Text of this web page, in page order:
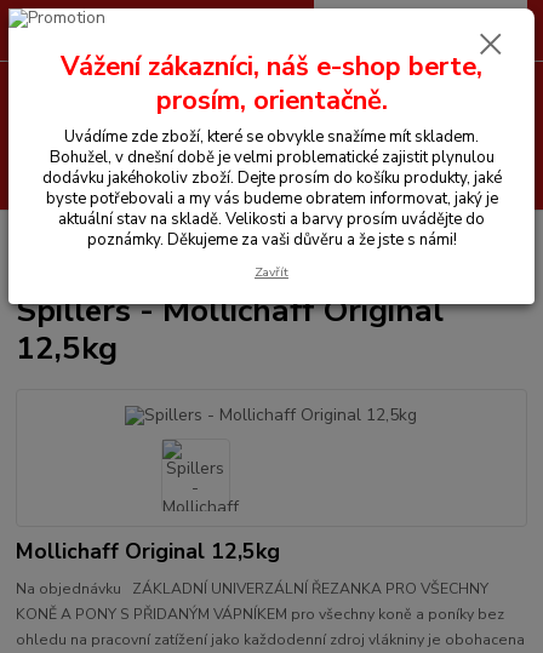
Hledat
+420 605 255 500 0 Kč
Vitamíny a krmiva pro koně Spillers
Spillers - Mollichaff
Spillers - Mollichaff Original
12,5kg
Mollichaff Original 12,5kg
Na objednávku ZÁKLADNÍ UNIVERZÁLNÍ ŘEZANKA PRO VŠECHNY
KONĚ A PONY S PŘIDANÝM VÁPNÍKEM pro všechny koně a poníky bez
ohledu na pracovní zatížení jako každodenní zdroj vlákniny je obohacena
Vážení zákazníci, náš e-shop berte,
prosím, orientačně.
Uvádíme zde zboží, které se obvykle snažíme mít skladem.
Bohužel, v dnešní době je velmi problematické zajistit plynulou
dodávku jakéhokoliv zboží. Dejte prosím do košíku produkty, jaké
byste potřebovali a my vás budeme obratem informovat, jaký je
aktuální stav na skladě. Velikosti a barvy prosím uvádějte do
poznámky. Děkujeme za vaši důvěru a že jste s námi!
Zavřít